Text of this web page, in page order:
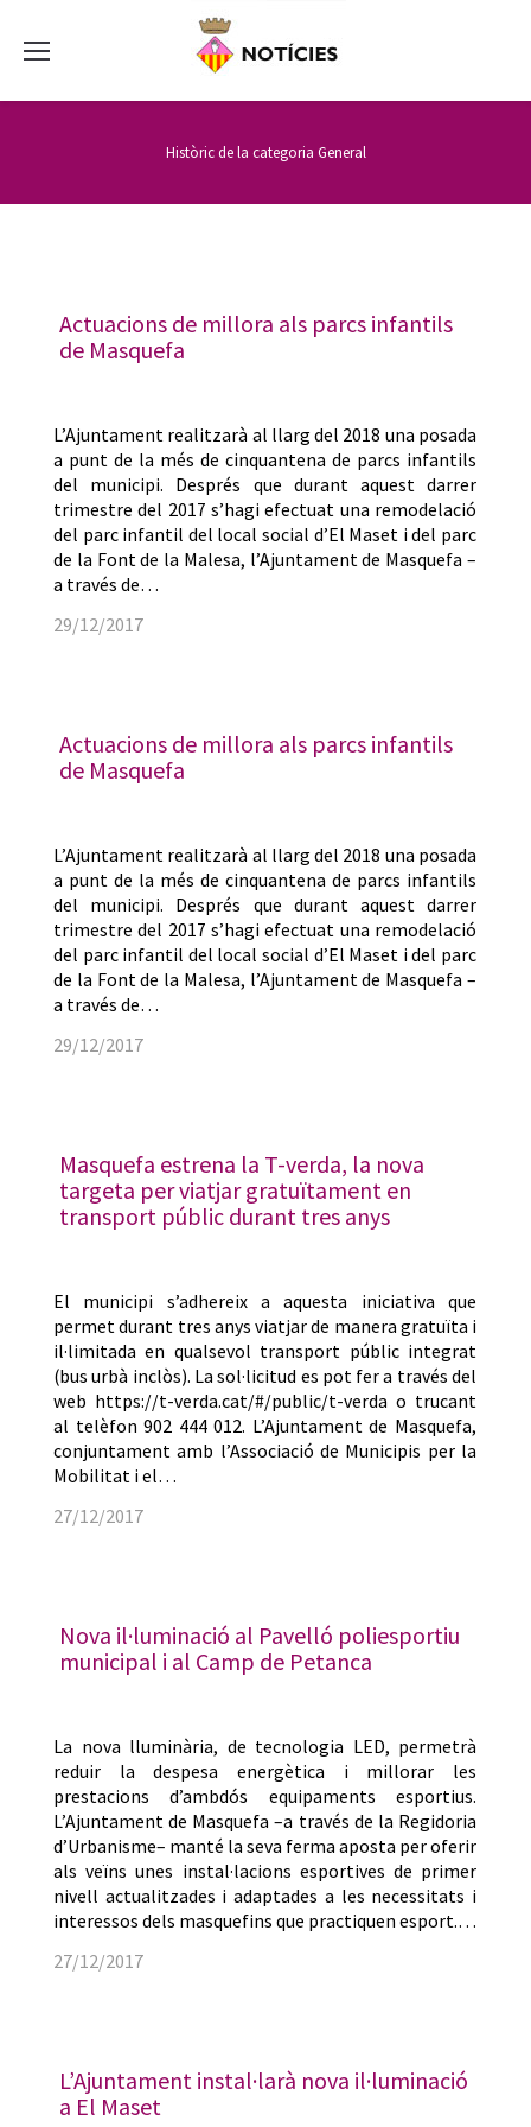
Històric de la categoria General
Actuacions de millora als parcs infantils
de Masquefa
L’Ajuntament realitzarà al llarg del 2018 una posada
a punt de la més de cinquantena de parcs infantils
del municipi. Després que durant aquest darrer
trimestre del 2017 s’hagi efectuat una remodelació
del parc infantil del local social d’El Maset i del parc
de la Font de la Malesa, l’Ajuntament de Masquefa –
a través de…
29/12/2017
Actuacions de millora als parcs infantils
de Masquefa
L’Ajuntament realitzarà al llarg del 2018 una posada
a punt de la més de cinquantena de parcs infantils
del municipi. Després que durant aquest darrer
trimestre del 2017 s’hagi efectuat una remodelació
del parc infantil del local social d’El Maset i del parc
de la Font de la Malesa, l’Ajuntament de Masquefa –
a través de…
29/12/2017
Masquefa estrena la T-verda, la nova
targeta per viatjar gratuïtament en
transport públic durant tres anys
El municipi s’adhereix a aquesta iniciativa que
permet durant tres anys viatjar de manera gratuïta i
il·limitada en qualsevol transport públic integrat
(bus urbà inclòs). La sol·licitud es pot fer a través del
web https://t-verda.cat/#/public/t-verda o trucant
al telèfon 902 444 012. L’Ajuntament de Masquefa,
conjuntament amb l’Associació de Municipis per la
Mobilitat i el…
27/12/2017
Nova il·luminació al Pavelló poliesportiu
municipal i al Camp de Petanca
La nova lluminària, de tecnologia LED, permetrà
reduir la despesa energètica i millorar les
prestacions d’ambdós equipaments esportius.
L’Ajuntament de Masquefa –a través de la Regidoria
d’Urbanisme– manté la seva ferma aposta per oferir
als veïns unes instal·lacions esportives de primer
nivell actualitzades i adaptades a les necessitats i
interessos dels masquefins que practiquen esport.…
27/12/2017
L’Ajuntament instal·larà nova il·luminació
a El Maset